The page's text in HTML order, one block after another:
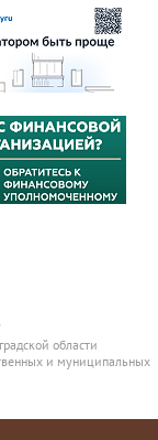
области
и муниципальных